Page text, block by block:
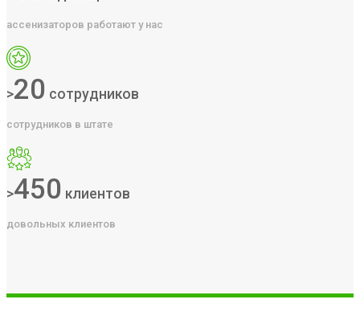
ассенизаторов работают у нас
>20 сотрудников
сотрудников в штате
>450 клиентов
довольных клиентов